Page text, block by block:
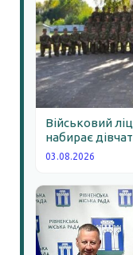
Військовий
набирає
03.08.2026